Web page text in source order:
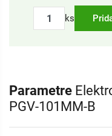
ks
Parametre
PGV-101MM-B